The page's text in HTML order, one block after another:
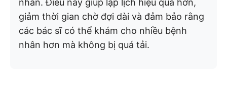
nhân. Điều này giúp lập lịch hiệu quả hơn,
giảm thời gian chờ đợi dài và đảm bảo rằng
các bác sĩ có thể khám cho nhiều bệnh
nhân hơn mà không bị quá tải.